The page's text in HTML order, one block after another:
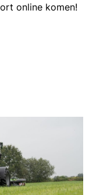
online komen!